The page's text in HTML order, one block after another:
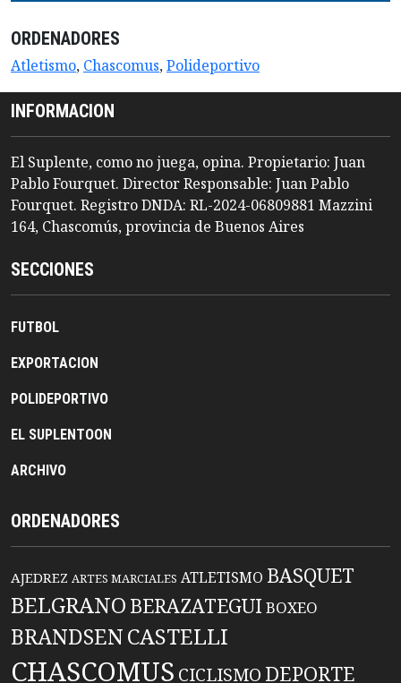
ORDENADORES
Atletismo, Chascomus,Polideportivo
INFORMACION
El Suplente, como no juega, opina. Propietario: Juan
Pablo Fourquet. Director Responsable: Juan Pablo
Fourquet. Registro DNDA: RL-2024-06809881 Mazzini
164, Chascomús, provincia de Buenos Aires
SECCIONES
FUTBOL
EXPORTACION
POLIDEPORTIVO
EL SUPLENTOON
ARCHIVO
ORDENADORES
AJEDREZ ARTES MARCIALES ATLETISMO BASQUET
BELGRANO BERAZATEGUIBOXEO
BRANDSENCASTELLI
CHASCOMUS CICLISMO DEPORTE